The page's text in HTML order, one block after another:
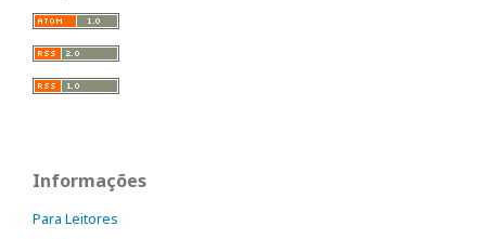
Informações
Para Leitores